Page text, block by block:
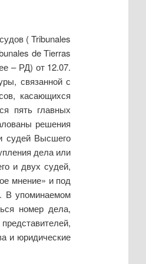
( Tribunales
de Tierras
– РД) от 12.07.
связанной с
касающихся
пять главных
решения
судей Высшего
дела или
и двух судей,
мнение» и под
В упоминаемом
номер дела,
и юридические